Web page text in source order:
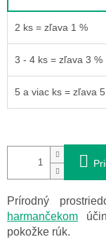
2 ks = zľava 1 %
3 - 4 ks = zľava 3 %
5 a viac ks = zľava
Prírodný
harmančekom
pokožke rúk.